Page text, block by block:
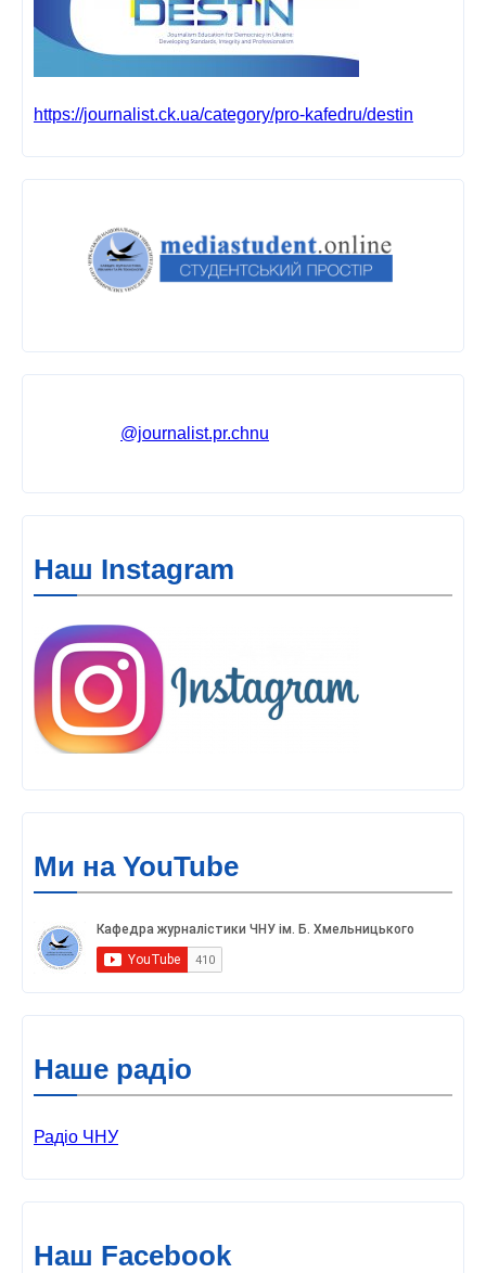
https://journalist.ck.ua/category/pro-kafedru/destin
@journalist.pr.chnu
Наш Instagram
Ми на YouTube
Наше радіо
Радіо ЧНУ
Наш Facebook